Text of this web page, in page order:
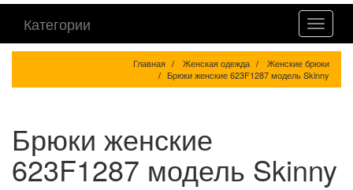
Категории
Главная Женская одежда
Женские брюки
Брюки женские 623F1287 модель Skinny
Брюки женские
623F1287 модель Skinny